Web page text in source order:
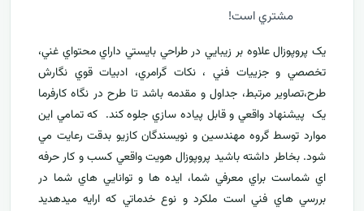
مشتري است!
يک پروپوزال علاوه بر زيبايي در طراحي بايستي داراي محتواي غني،
تخصصي و جزييات فني ، نکات گرامري، ادبيات قوي نگارش
طرح،تصاوير مرتبط، جداول و مقدمه باشد تا طرح در نگاه کارفرما
يک پيشنهاد واقعي و قابل پياده سازي جلوه کند. که تمامي اين
موارد توسط گروه مهندسين و نويسندگان کازيو بدقت رعايت مي
شود. بخاطر داشته باشيد پروپوزال هويت واقعي کسب و کار حرفه
اي شماست براي معرفيشما، ايده ها و توانايي هاي شما در
بررسي هاي فني است ملکرد و نوع خدماتي که ارايه ميدهديد